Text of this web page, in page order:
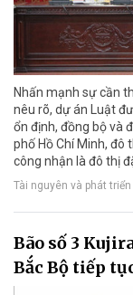
Nhấn mạnh sự cần
nêu rõ, dự án Luật
ổn định, đồng bộ và
phố Hồ Chí Minh, đô
công nhận là đô thị
Tài nguyên và phát triển
Bão số 3
Bắc Bộ tiếp